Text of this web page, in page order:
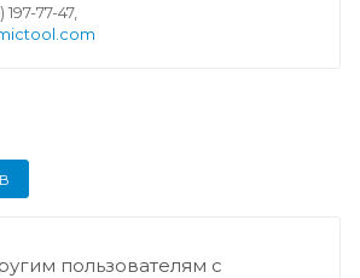
77-47,
пользователям с